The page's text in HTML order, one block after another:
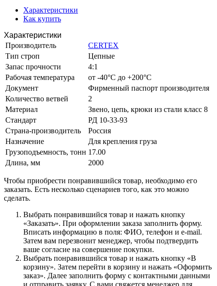
Характеристики
Как купить
Характеристики
Производитель
CERTEX
Тип строп
Цепные
Запас прочности
4:1
Рабочая температура
от -40°C до +200°C
Документ
Фирменный паспорт производителя
Количество ветвей
2
Материал
Звено, цепь, крюки из стали класс 8
Стандарт
РД 10-33-93
Страна-производитель
Россия
Назначение
Для крепления груза
Грузоподъемность, тонн 17.00
Длина, мм
2000
Чтобы приобрести понравившийся товар, необходимо его
заказать. Есть несколько сценариев того, как это можно
сделать.
Выбрать понравившийся товар и нажать кнопку
«Заказать». При оформлении заказа заполнить форму.
Вписать информацию в поля: ФИО, телефон и e-mail.
Затем вам перезвонит менеджер, чтобы подтвердить
ваше согласие на совершение покупки.
Выбрать понравившийся товар и нажать кнопку «В
корзину». Затем перейти в корзину и нажать «Оформить
заказ». Далее заполнить форму с контактными данными
и отправить заявку. С вами свяжется менеджер для